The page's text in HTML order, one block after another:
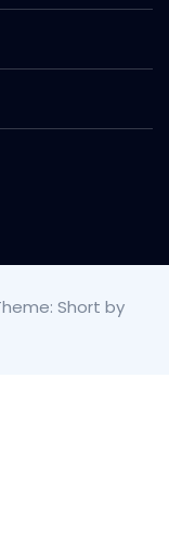
Short by